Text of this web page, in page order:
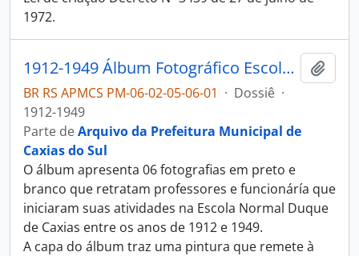
1972.
1912-1949 Álbum Fotográfico Escola Normal Duque de Caxias
BR RS APMCS PM-06-02-05-06-01 · Dossiê ·
1912-1949
Parte deArquivo da Prefeitura Municipal de
Caxias do Sul
O álbum apresenta 06 fotografias em preto e
branco que retratam professores e funcionáría que
iniciaram suas atividades na Escola Normal Duque
de Caxias entre os anos de 1912 e 1949.
A capa do álbum traz uma pintura que remete à